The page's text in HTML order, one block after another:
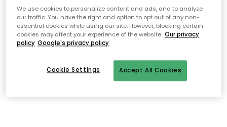
We use cookies to personalize content and ads, and to analyze
our traffic. You have the right and option to opt out of any non-
essential cookies while using our site. However, blocking certain
cookies may affect your experience of the website. Our privacy
policy Google's privacy policy
Accept All Cookies
Cookie Settings